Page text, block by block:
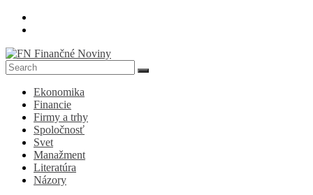
Skip
FN
Finančné
Noviny
Denník
ekonomike
spoločnosti
Ekonomika
Financie
Firmy a trhy
Spoločnosť
Svet
Manažment
Literatúra
Názory